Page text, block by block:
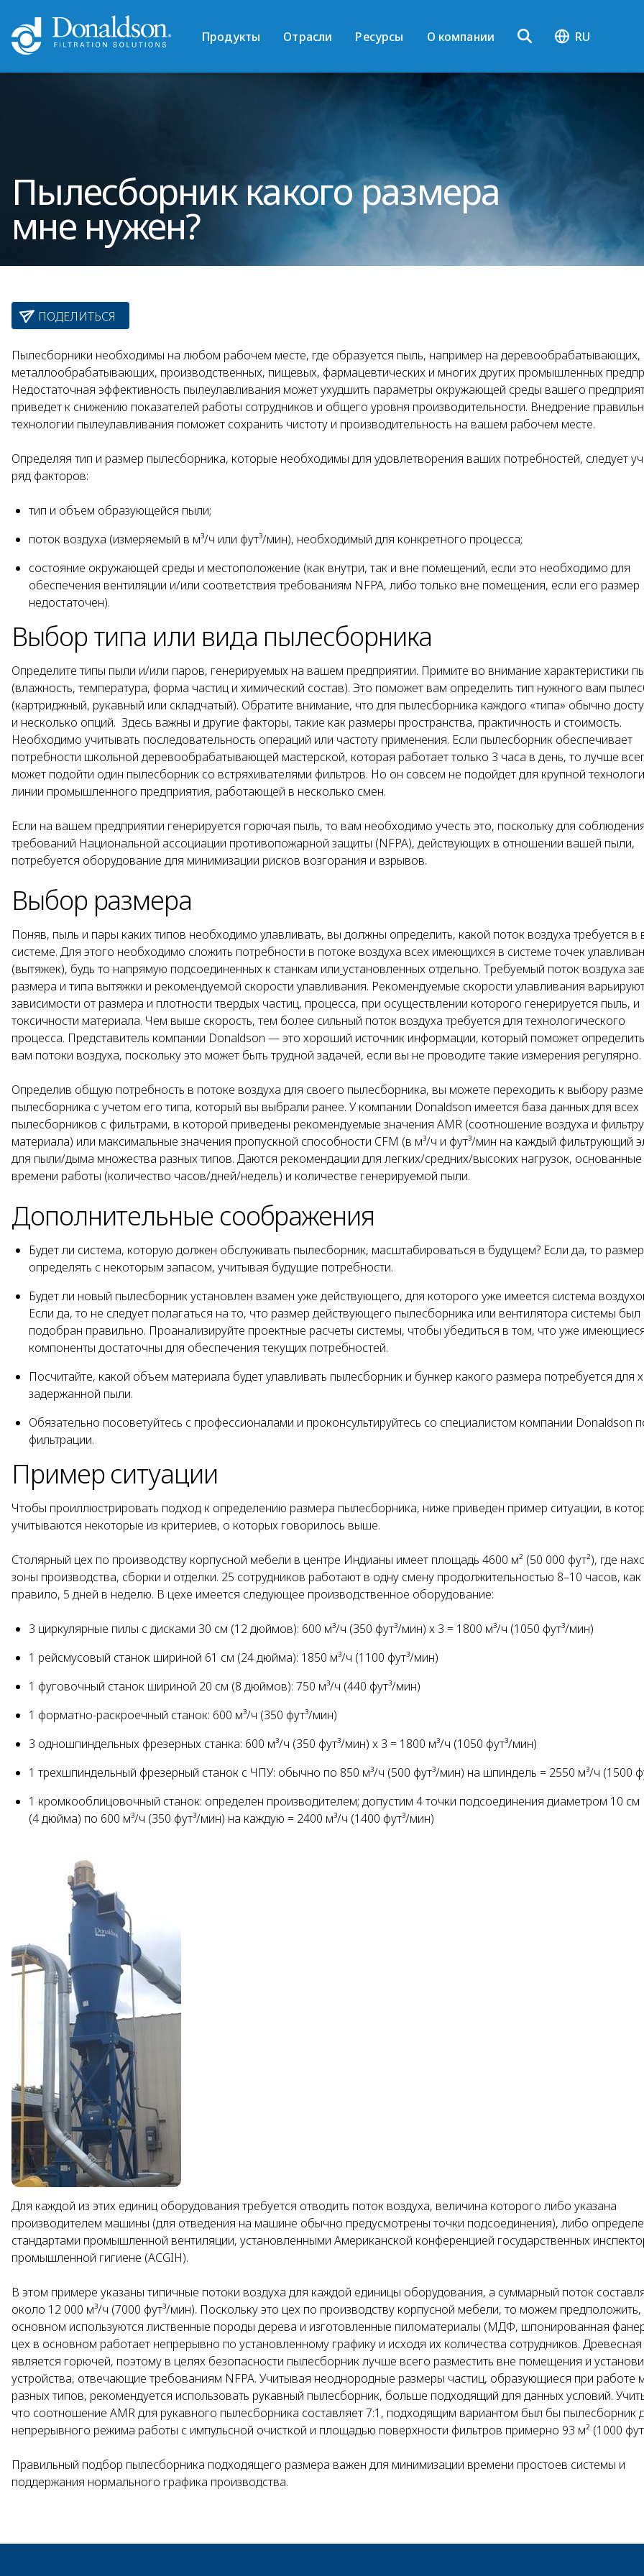
Продукты Отрасли Ресурсы О компании RU
Пылесборник какого размера
мне нужен?
ПОДЕЛИТЬСЯ
Пылесборники необходимы на любом рабочем месте, где образуется пыль, например на деревообрабатывающих,
металлообрабатывающих, производственных, пищевых, фармацевтических и многих других промышленных
Недостаточная эффективность пылеулавливания может ухудшить параметры окружающей среды вашего
приведет к снижению показателей работы сотрудников и общего уровня производительности. Внедрение
технологии пылеулавливания поможет сохранить чистоту и производительность на вашем рабочем месте.
Определяя тип и размер пылесборника, которые необходимы для удовлетворения ваших потребностей, следует
ряд факторов:
тип и объем образующейся пыли;
поток воздуха (измеряемый в м³/ч или фут³/мин), необходимый для конкретного процесса;
состояние окружающей среды и местоположение (как внутри, так и вне помещений, если это необходимо для
обеспечения вентиляции и/или соответствия требованиям NFPA, либо только вне помещения, если его размер
недостаточен).
Выбор типа или вида пылесборника
Определите типы пыли и/или паров, генерируемых на вашем предприятии. Примите во внимание характеристики
(влажность, температура, форма частиц и химический состав). Это поможет вам определить тип нужного вам
(картриджный, рукавный или складчатый). Обратите внимание, что для пылесборника каждого «типа» обычно
и несколько опций. Здесь важны и другие факторы, такие как размеры пространства, практичность и стоимость.
Необходимо учитывать последовательность операций или частоту применения. Если пылесборник обеспечивает
потребности школьной деревообрабатывающей мастерской, которая работает только 3 часа в день, то лучше
может подойти один пылесборник со встряхивателями фильтров. Но он совсем не подойдет для крупной
линии промышленного предприятия, работающей в несколько смен.
Если на вашем предприятии генерируется горючая пыль, то вам необходимо учесть это, поскольку для
требований Национальной ассоциации противопожарной защиты (NFPA), действующих в отношении вашей пыли,
потребуется оборудование для минимизации рисков возгорания и взрывов.
Выбор размера
Поняв, пыль и пары каких типов необходимо улавливать, вы должны определить, какой поток воздуха требуется в
системе. Для этого необходимо сложить потребности в потоке воздуха всех имеющихся в системе точек
(вытяжек), будь то напрямую подсоединенных к станкам или установленных отдельно. Требуемый поток воздуха
размера и типа вытяжки и рекомендуемой скорости улавливания. Рекомендуемые скорости улавливания
зависимости от размера и плотности твердых частиц, процесса, при осуществлении которого генерируется пыль, и
токсичности материала. Чем выше скорость, тем более сильный поток воздуха требуется для технологического
процесса. Представитель компании Donaldson — это хороший источник информации, который поможет
вам потоки воздуха, поскольку это может быть трудной задачей, если вы не проводите такие измерения регулярно.
Определив общую потребность в потоке воздуха для своего пылесборника, вы можете переходить к выбору
пылесборника с учетом его типа, который вы выбрали ранее. У компании Donaldson имеется база данных для всех
пылесборников с фильтрами, в которой приведены рекомендуемые значения AMR (соотношение воздуха и
материала) или максимальные значения пропускной способности CFM (в м³/ч и фут³/мин на каждый фильтрующий
для пыли/дыма множества разных типов. Даются рекомендации для легких/средних/высоких нагрузок, основанные
времени работы (количество часов/дней/недель) и количестве генерируемой пыли.
Дополнительные соображения
Будет ли система, которую должен обслуживать пылесборник, масштабироваться в будущем? Если да, то
определять с некоторым запасом, учитывая будущие потребности.
Будет ли новый пылесборник установлен взамен уже действующего, для которого уже имеется система
Если да, то не следует полагаться на то, что размер действующего пылесборника или вентилятора системы был
подобран правильно. Проанализируйте проектные расчеты системы, чтобы убедиться в том, что уже
компоненты достаточны для обеспечения текущих потребностей.
Посчитайте, какой объем материала будет улавливать пылесборник и бункер какого размера потребуется для
задержанной пыли.
Обязательно посоветуйтесь с профессионалами и проконсультируйтесь со специалистом компании Donaldson
фильтрации.
Пример ситуации
Чтобы проиллюстрировать подход к определению размера пылесборника, ниже приведен пример ситуации, в
учитываются некоторые из критериев, о которых говорилось выше.
Столярный цех по производству корпусной мебели в центре Индианы имеет площадь 4600 м² (50 000 фут²), где
зоны производства, сборки и отделки. 25 сотрудников работают в одну смену продолжительностью 8–10 часов, как
правило, 5 дней в неделю. В цехе имеется следующее производственное оборудование:
3 циркулярные пилы с дисками 30 см (12 дюймов): 600 м³/ч (350 фут³/мин) x 3 = 1800 м³/ч (1050 фут³/мин)
1 рейсмусовый станок шириной 61 см (24 дюйма): 1850 м³/ч (1100 фут³/мин)
1 фуговочный станок шириной 20 см (8 дюймов): 750 м³/ч (440 фут³/мин)
1 форматно-раскроечный станок: 600 м³/ч (350 фут³/мин)
3 одношпиндельных фрезерных станка: 600 м³/ч (350 фут³/мин) x 3 = 1800 м³/ч (1050 фут³/мин)
1 трехшпиндельный фрезерный станок с ЧПУ: обычно по 850 м³/ч (500 фут³/мин) на шпиндель = 2550 м³/ч (1500
1 кромкооблицовочный станок: определен производителем; допустим 4 точки подсоединения диаметром 10 см
(4 дюйма) по 600 м³/ч (350 фут³/мин) на каждую = 2400 м³/ч (1400 фут³/мин)
Для каждой из этих единиц оборудования требуется отводить поток воздуха, величина которого либо указана
производителем машины (для отведения на машине обычно предусмотрены точки подсоединения), либо
стандартами промышленной вентиляции, установленными Американской конференцией государственных
промышленной гигиене (ACGIH).
В этом примере указаны типичные потоки воздуха для каждой единицы оборудования, а суммарный поток
около 12 000 м³/ч (7000 фут³/мин). Поскольку это цех по производству корпусной мебели, то можем предположить,
основном используются лиственные породы дерева и изготовленные пиломатериалы (МДФ, шпонированная
цех в основном работает непрерывно по установленному графику и исходя их количества сотрудников.
является горючей, поэтому в целях безопасности пылесборник лучше всего разместить вне помещения и
устройства, отвечающие требованиям NFPA. Учитывая неоднородные размеры частиц, образующиеся при работе
разных типов, рекомендуется использовать рукавный пылесборник, больше подходящий для данных условий.
что соотношение AMR для рукавного пылесборника составляет 7:1, подходящим вариантом был бы пылесборник
непрерывного режима работы с импульсной очисткой и площадью поверхности фильтров примерно 93 м² (1000
Правильный подбор пылесборника подходящего размера важен для минимизации времени простоев системы и
поддержания нормального графика производства.